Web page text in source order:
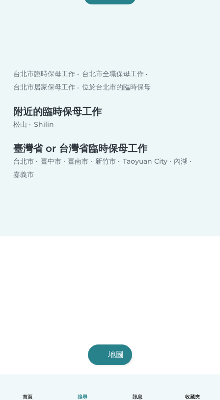
首頁 搜尋 訊息 收藏夾
台北市臨時保母工作
台北市全職保母工作
台北市居家保母工作
位於台北市的臨時保母
附近的臨時保母工作
松山 Shilin
臺灣省 or 台灣省臨時保母工作
台北市 臺中市 臺南市 新竹市 Taoyuan City
內湖
嘉義市
地圖